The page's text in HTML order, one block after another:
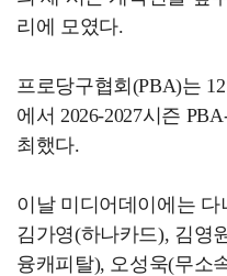
리에 모였다.
프로당구협회(PBA)는
에서 2026-2027시즌
최했다.
이날 미디어데이에는
김가영(하나카드), 김영
융캐피탈), 오성욱(무소